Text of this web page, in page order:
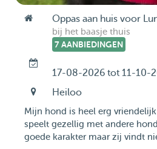
Oppas aan huis voor
bij het baasje thuis
7 AANBIEDINGEN
17-08-2026 tot 11-10-
Heiloo
Mijn hond is heel erg
speelt gezellig met andere
goede karakter maar zij vindt